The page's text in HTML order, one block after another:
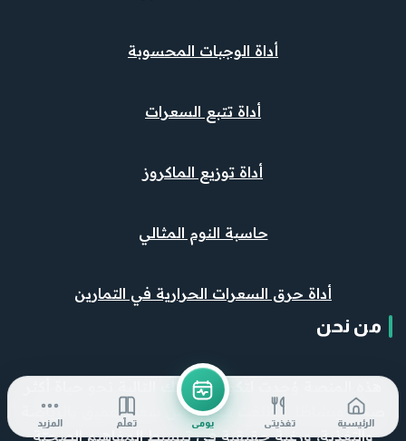
أداة الوجبات المحسوبة
أداة تتبع السعرات
أداة توزيع الماكروز
حاسبة النوم المثالي
أداة حرق السعرات الحرارية في التمارين
من نحن
هذه المنصة وُجدت لتكون خطوتك التالية نحو حياة أكثر
صحة ونشاطًا. انطلقت فكرتها من شغف عميق بالرياضة
والتغذية، ورغبة حقيقية في تبسيط المفاهيم الصحيّة
الرئيسية تغذيتي يومي تعلّم المزيد